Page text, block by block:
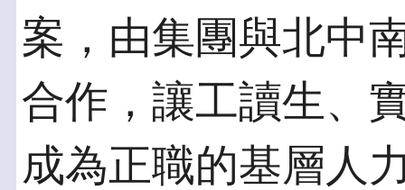
案，由集團與北中
合作，讓工讀生、
成為正職的基層人